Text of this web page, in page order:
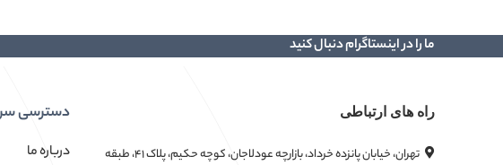
ما را در اینستاگرام دنبال کنید
راه های ارتباطی
تهران، خیابان پانزده خرداد، بازارچه عودلاجان، کوچه حکیم، پلاک ۴۱، طبقه
دسترسی
درباره ما